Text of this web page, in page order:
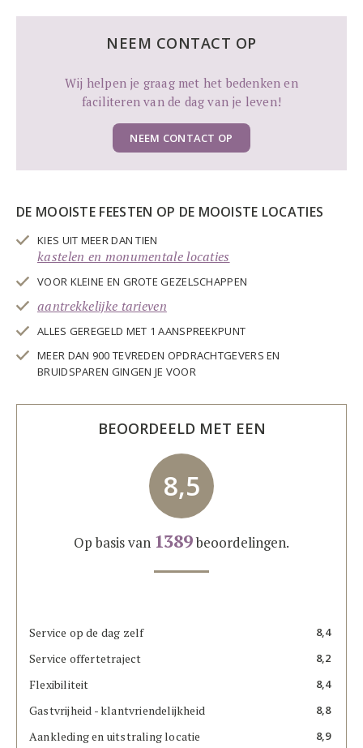
NEEM CONTACT OP
Wij helpen je graag met het bedenken en
faciliteren van de dag van je leven!
NEEM CONTACT OP
DE MOOISTE FEESTEN OP DE MOOISTE LOCATIES
KIES UIT MEER DAN TIEN
kastelen en monumentale locaties
VOOR KLEINE EN GROTE GEZELSCHAPPEN
aantrekkelijke tarieven
ALLES GEREGELD MET 1 AANSPREEKPUNT
MEER DAN 900 TEVREDEN OPDRACHTGEVERS EN
BRUIDSPAREN GINGEN JE VOOR
BEOORDEELD MET EEN
8,5
Op basis van 1389beoordelingen.
Service op de dag zelf 8,4
Service offertetraject 8,2
Flexibiliteit 8,4
Gastvrijheid - klantvriendelijkheid 8,8
Aankleding en uitstraling locatie 8,9